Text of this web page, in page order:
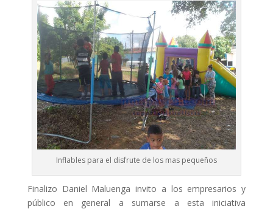
Inflables para el disfrute de los mas pequeños
Finalizo Daniel Maluenga invito a los empresarios y
público en general a sumarse a esta iniciativa